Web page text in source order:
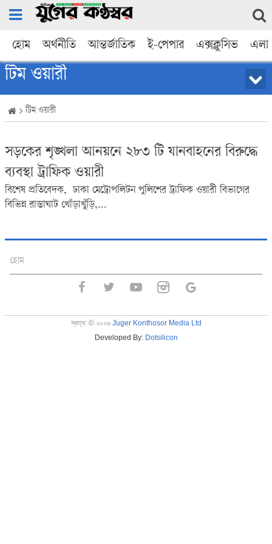
হোম অর্থনীতি আন্তর্জাতিক ই-পেপার এক্সক্লুসিভ
টিম ওয়ারী
টিম ওয়ারী
সড়কের শৃঙ্খলা আনয়নে ২৮৩ টি যানবাহনের বিরুদ্ধে
ব্যবস্থা ট্রাফিক ওয়ারী
বিশেষ প্রতিবেদক, ঢাকা মেট্রোপলিটন পুলিশের ট্রাফিক ওয়ারী বিভাগের
বিভিন্ন রাস্তাঘাট খোঁড়াখুঁড়ি,...
হোম
স্বত্ব: ©২০২৬ Juger Konthosor Media Ltd
Developed By: Dotsilicon